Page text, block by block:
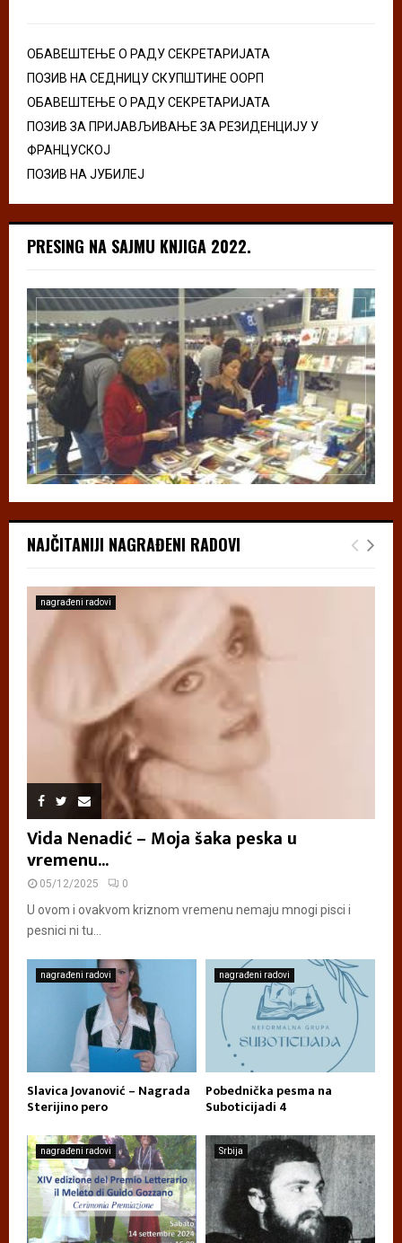
ОБАВЕШТЕЊЕ О РАДУ СЕКРЕТАРИЈАТА
ПОЗИВ НА СЕДНИЦУ СКУПШТИНЕ ООРП
ОБАВЕШТЕЊЕ О РАДУ СЕКРЕТАРИЈАТА
ПОЗИВ ЗА ПРИЈАВЉИВАЊЕ ЗА РЕЗИДЕНЦИЈУ У
ФРАНЦУСКОЈ
ПОЗИВ НА ЈУБИЛЕЈ
PRESING NA SAJMU KNJIGA 2022.
NAJČITANIJI NAGRAĐENI RADOVI
nagrađeni radovi
Vida Nenadić – Moja šaka peska u
vremenu...
05/12/2025 0
U ovom i ovakvom kriznom vremenu nemaju mnogi pisci i
pesnici ni tu...
nagrađeni radovi
Slavica Jovanović – Nagrada
Sterijino pero
nagrađeni radovi
Pobednička pesma na
Suboticijadi 4
nagrađeni radovi Srbija